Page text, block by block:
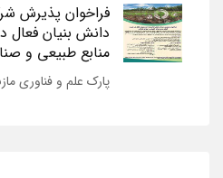
فراخوان پذیرش
دانش بنیان فعال
منابع طبیعی و
پارک علم و فناوری